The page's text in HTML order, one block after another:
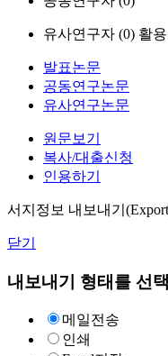
유사연구자 (0) 활
발표논문
공동연구논문
유사연구논문
원문보기
복사/대출신청
인용하기
서지정보 내보내기
닫기
내보내기 형태를 선
메일전송
인쇄